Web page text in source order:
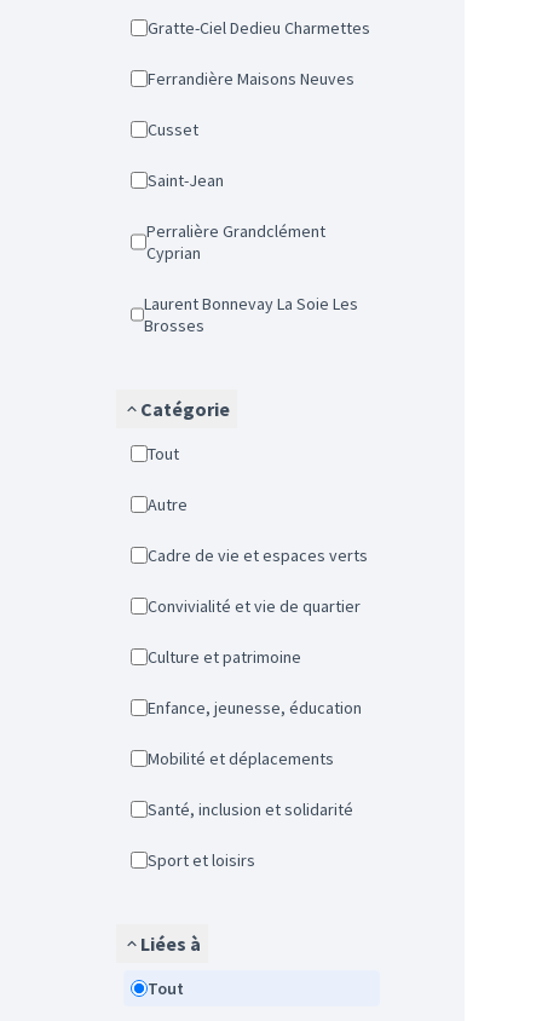
Gratte-Ciel Dedieu Charmettes
Ferrandière Maisons Neuves
Cusset
Saint-Jean
Perralière Grandclément
Cyprian
Laurent Bonnevay La Soie Les
Brosses
Catégorie
Tout
Autre
Cadre de vie et espaces verts
Convivialité et vie de quartier
Culture et patrimoine
Enfance, jeunesse, éducation
Mobilité et déplacements
Santé, inclusion et solidarité
Sport et loisirs
Liées à
Tout